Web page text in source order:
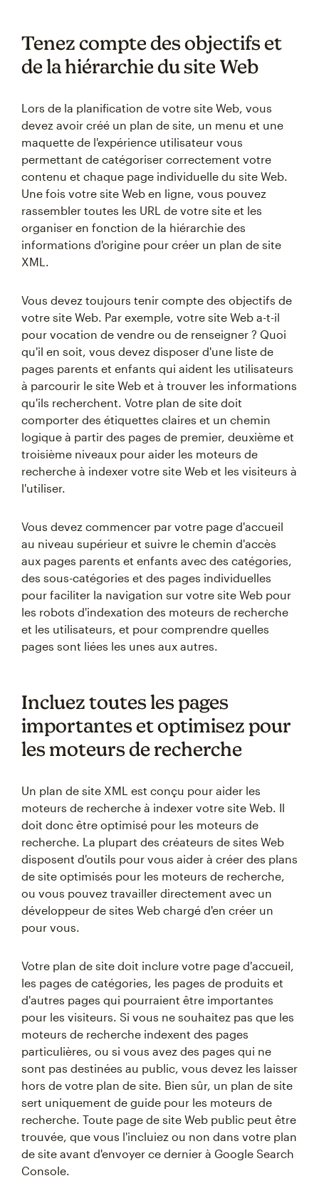
Tenez compte des objectifs et
de la hiérarchie du site Web
Lors de la planification de votre site Web, vous
devez avoir créé un plan de site, un menu et une
maquette de l'expérience utilisateur vous
permettant de catégoriser correctement votre
contenu et chaque page individuelle du site Web.
Une fois votre site Web en ligne, vous pouvez
rassembler toutes les URL de votre site et les
organiser en fonction de la hiérarchie des
informations d'origine pour créer un plan de site
XML.
Vous devez toujours tenir compte des objectifs de
votre site Web. Par exemple, votre site Web a-t-il
pour vocation de vendre ou de renseigner ? Quoi
qu'il en soit, vous devez disposer d'une liste de
pages parents et enfants qui aident les utilisateurs
à parcourir le site Web et à trouver les informations
qu'ils recherchent. Votre plan de site doit
comporter des étiquettes claires et un chemin
logique à partir des pages de premier, deuxième et
troisième niveaux pour aider les moteurs de
recherche à indexer votre site Web et les visiteurs à
l'utiliser.
Vous devez commencer par votre page d'accueil
au niveau supérieur et suivre le chemin d'accès
aux pages parents et enfants avec des catégories,
des sous-catégories et des pages individuelles
pour faciliter la navigation sur votre site Web pour
les robots d'indexation des moteurs de recherche
et les utilisateurs, et pour comprendre quelles
pages sont liées les unes aux autres.
Incluez toutes les pages
importantes et optimisez pour
les moteurs de recherche
Un plan de site XML est conçu pour aider les
moteurs de recherche à indexer votre site Web. Il
doit donc être optimisé pour les moteurs de
recherche. La plupart des créateurs de sites Web
disposent d'outils pour vous aider à créer des plans
de site optimisés pour les moteurs de recherche,
ou vous pouvez travailler directement avec un
développeur de sites Web chargé d'en créer un
pour vous.
Votre plan de site doit inclure votre page d'accueil,
les pages de catégories, les pages de produits et
d'autres pages qui pourraient être importantes
pour les visiteurs. Si vous ne souhaitez pas que les
moteurs de recherche indexent des pages
particulières, ou si vous avez des pages qui ne
sont pas destinées au public, vous devez les laisser
hors de votre plan de site. Bien sûr, un plan de site
sert uniquement de guide pour les moteurs de
recherche. Toute page de site Web public peut être
trouvée, que vous l'incluiez ou non dans votre plan
de site avant d'envoyer ce dernier à Google Search
Console.